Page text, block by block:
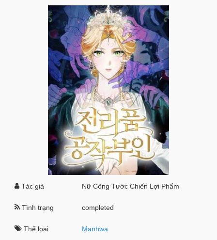
Tác giả Nữ Công Tước Chiến Lợi Phẩm
Tình trạng completed
Thể loại Manhwa